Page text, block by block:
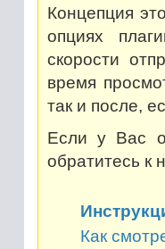
Концепция
опциях
скорости
время
так и после,
Если у Вас
обратитесь к
Как